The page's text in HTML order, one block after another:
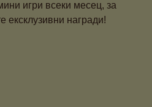
игри всеки месец, за
ексклузивни награди!